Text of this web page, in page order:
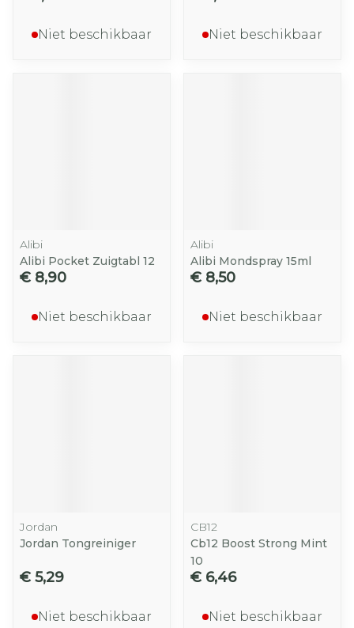
Niet beschikbaar Niet beschikbaar
Alibi
Alibi Pocket Zuigtabl 12
€ 8,90
Niet beschikbaar
Alibi
Alibi Mondspray 15ml
€ 8,50
Niet beschikbaar
Jordan
Jordan Tongreiniger
€ 5,29
Niet beschikbaar
CB12
Cb12 Boost Strong Mint
10
€ 6,46
Niet beschikbaar